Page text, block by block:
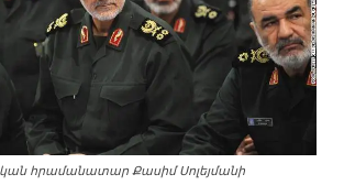
հրամանատար Քասիմ Սոլեյմանի